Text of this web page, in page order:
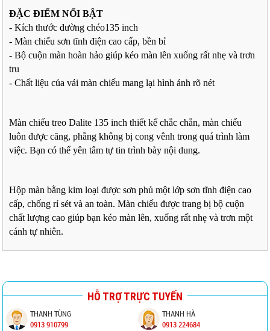
ĐẶC ĐIỂM NỔI BẬT
- Kích thước đường chéo135 inch
- Màn chiếu sơn tĩnh điện cao cấp, bền bỉ
- Bộ cuộn màn hoàn hảo giúp kéo màn lên xuống rất nhẹ và trơn
tru
- Chất liệu của vải màn chiếu mang lại hình ảnh rõ nét
Màn chiếu treo Dalite 135 inch thiết kế chắc chắn, màn chiếu
luôn được căng, phẳng không bị cong vênh trong quá trình làm
việc. Bạn có thể yên tâm tự tin trình bày nội dung.
Hộp màn bằng kim loại được sơn phủ một lớp sơn tĩnh điện cao
cấp, chống rỉ sét và an toàn. Màn chiếu được trang bị bộ cuộn
chất lượng cao giúp bạn kéo màn lên, xuống rất nhẹ và trơn một
cánh tự nhiên.
HỖ TRỢ TRỰC TUYẾN
THANH TÙNG
0913 910799
THANH HÀ
0913 224684